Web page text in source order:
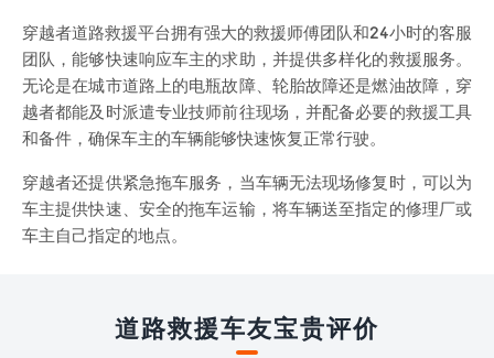
穿越者道路救援平台拥有强大的救援师傅团队和24小时的客服
团队，能够快速响应车主的求助，并提供多样化的救援服务。
无论是在城市道路上的电瓶故障、轮胎故障还是燃油故障，穿
越者都能及时派遣专业技师前往现场，并配备必要的救援工具
和备件，确保车主的车辆能够快速恢复正常行驶。
穿越者还提供紧急拖车服务，当车辆无法现场修复时，可以为
车主提供快速、安全的拖车运输，将车辆送至指定的修理厂或
车主自己指定的地点。
道路救援车友宝贵评价